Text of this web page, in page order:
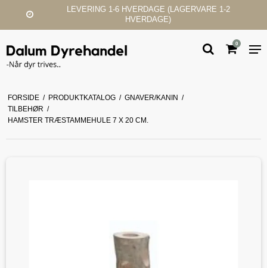
(LAGERVARE 1-2
0
FORSIDE / PRODUKTKATALOG / GNAVER/KANIN /
TILBEHØR /
HAMSTER TRÆSTAMMEHULE 7 X 20 CM.